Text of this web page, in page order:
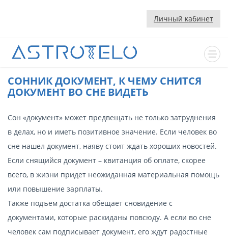
Личный кабинет
CОННИК ДОКУМЕНТ, К ЧЕМУ СНИТСЯ
ДОКУМЕНТ ВО СНЕ ВИДЕТЬ
Сон «документ» может предвещать не только затруднения
в делах, но и иметь позитивное значение. Если человек во
сне нашел документ, наяву стоит ждать хороших новостей.
Если снящийся документ – квитанция об оплате, скорее
всего, в жизни придет неожиданная материальная помощь
или повышение зарплаты.
Также подъем достатка обещает сновидение с
документами, которые раскиданы повсюду. А если во сне
человек сам подписывает документ, его ждут радостные